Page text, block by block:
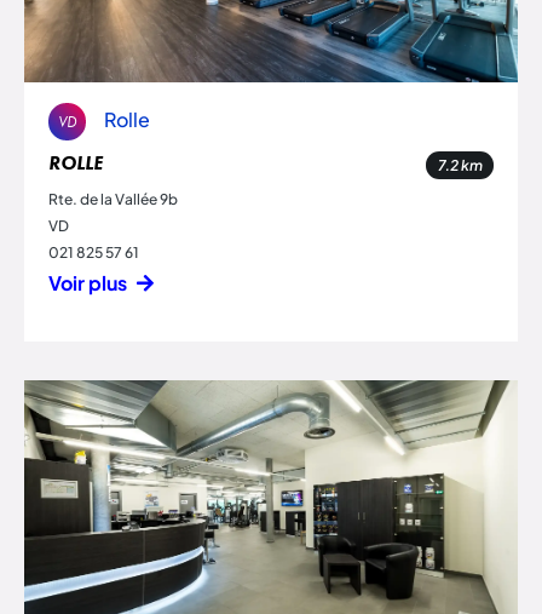
VD Rolle
ROLLE 7.2km
Rte. de la Vallée 9b
VD
021 825 57 61
Voir plus